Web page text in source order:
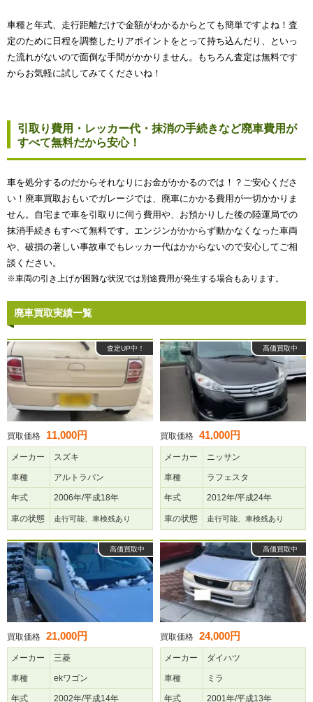
車種と年式、走行距離だけで金額がわかるからとても簡単ですよね！査
定のために日程を調整したりアポイントをとって持ち込んだり、といっ
た流れがないので面倒な手間がかかりません。もちろん査定は無料です
からお気軽に試してみてくださいね！
引取り費用・レッカー代・抹消の手続きなど廃車費用が
すべて無料だから安心！
車を処分するのだからそれなりにお金がかかるのでは！？ご安心くださ
い！廃車買取おもいでガレージでは、廃車にかかる費用が一切かかりま
せん。自宅まで車を引取りに伺う費用や、お預かりした後の陸運局での
抹消手続きもすべて無料です。エンジンがかからず動かなくなった車両
や、破損の著しい事故車でもレッカー代はかからないので安心してご相
談ください。
※車両の引き上げが困難な状況では別途費用が発生する場合もあります。
廃車買取実績一覧
査定UP中！
買取価格 11,000円
メーカー スズキ
車種 アルトラパン
年式 2006年/平成18年
車の状態 走行可能、車検残あり
高価買取中
買取価格 41,000円
メーカー ニッサン
車種 ラフェスタ
年式 2012年/平成24年
車の状態 走行可能、車検残あり
高価買取中
買取価格 21,000円
メーカー 三菱
車種 ekワゴン
年式 2002年/平成14年
高価買取中
買取価格 24,000円
メーカー ダイハツ
車種 ミラ
年式 2001年/平成13年